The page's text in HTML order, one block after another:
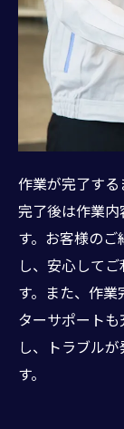
作業が完了す
完了後は作業
す。お客様の
し、安心して
す。また、作
ターサポート
し、トラブル
す。